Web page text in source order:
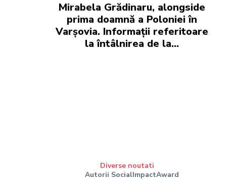
Mirabela Grădinaru, alongside
prima doamnă a Poloniei în
Varșovia. Informații referitoare
la întâlnirea de la…
Diverse noutati
Autorii SocialImpactAward